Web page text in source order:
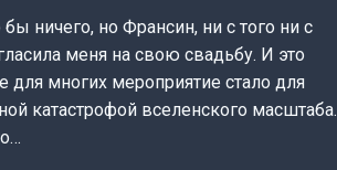
ничего, но Франсин, ни с того ни с
меня на свою свадьбу. И это
для многих мероприятие стало для
катастрофой вселенского масштаба.